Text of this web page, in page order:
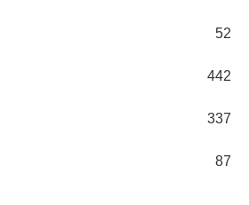
52
442
337
87